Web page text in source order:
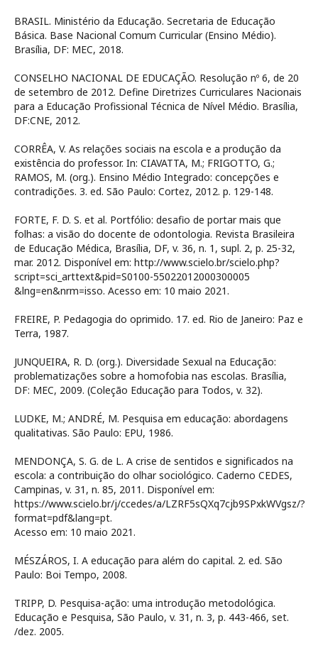
BRASIL. Ministério da Educação. Secretaria de Educação
Básica. Base Nacional Comum Curricular (Ensino Médio).
Brasília, DF: MEC, 2018.
CONSELHO NACIONAL DE EDUCAÇÃO. Resolução nº 6, de 20
de setembro de 2012. Define Diretrizes Curriculares Nacionais
para a Educação Profissional Técnica de Nível Médio. Brasília,
DF:CNE, 2012.
CORRÊA, V. As relações sociais na escola e a produção da
existência do professor. In: CIAVATTA, M.; FRIGOTTO, G.;
RAMOS, M. (org.). Ensino Médio Integrado: concepções e
contradições. 3. ed. São Paulo: Cortez, 2012. p. 129-148.
FORTE, F. D. S. et al. Portfólio: desafio de portar mais que
folhas: a visão do docente de odontologia. Revista Brasileira
de Educação Médica, Brasília, DF, v. 36, n. 1, supl. 2, p. 25-32,
mar. 2012. Disponível em: http://www.scielo.br/scielo.php?
script=sci_arttext&pid=S0100-55022012000300005
&lng=en&nrm=isso. Acesso em: 10 maio 2021.
FREIRE, P. Pedagogia do oprimido. 17. ed. Rio de Janeiro: Paz e
Terra, 1987.
JUNQUEIRA, R. D. (org.). Diversidade Sexual na Educação:
problematizações sobre a homofobia nas escolas. Brasília,
DF: MEC, 2009. (Coleção Educação para Todos, v. 32).
LUDKE, M.; ANDRÉ, M. Pesquisa em educação: abordagens
qualitativas. São Paulo: EPU, 1986.
MENDONÇA, S. G. de L. A crise de sentidos e significados na
escola: a contribuição do olhar sociológico. Caderno CEDES,
Campinas, v. 31, n. 85, 2011. Disponível em:
https://www.scielo.br/j/ccedes/a/LZRF5sQXq7cjb9SPxkWVgsz/?
format=pdf&lang=pt.
Acesso em: 10 maio 2021.
MÉSZÁROS, I. A educação para além do capital. 2. ed. São
Paulo: Boi Tempo, 2008.
TRIPP, D. Pesquisa-ação: uma introdução metodológica.
Educação e Pesquisa, São Paulo, v. 31, n. 3, p. 443-466, set.
/dez. 2005.